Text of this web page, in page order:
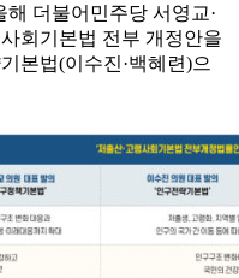
더불어민주당 서영교·
회기본법 전부 개정안을
본법(이수진·백혜련)으